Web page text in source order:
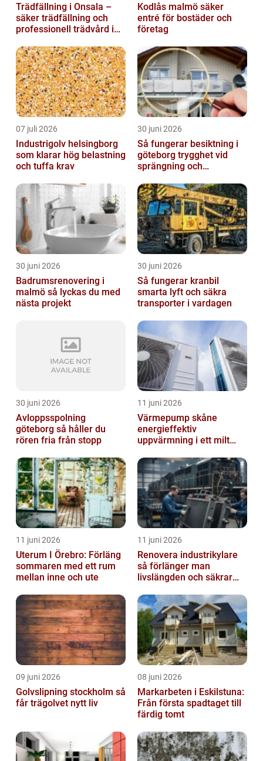
Trädfällning i Onsala –
säker trädfällning och
professionell trädvård i
Kodlås malmö säker
entré för bostäder och
företag
07 juli 2026
Industrigolv helsingborg
som klarar hög belastning
och tuffa krav
30 juni 2026
Så fungerar besiktning i
göteborg trygghet vid
sprängning och
30 juni 2026
Badrumsrenovering i
malmö så lyckas du med
nästa projekt
30 juni 2026
Så fungerar kranbil
smarta lyft och säkra
transporter i vardagen
30 juni 2026
Avloppsspolning
göteborg så håller du
rören fria från stopp
11 juni 2026
Värmepump skåne
energieffektiv
uppvärmning i ett milt
11 juni 2026
Uterum I Örebro: Förläng
sommaren med ett rum
mellan inne och ute
11 juni 2026
Renovera industrikylare
så förlänger man
livslängden och säkrar
09 juni 2026
Golvslipning stockholm så
får trägolvet nytt liv
08 juni 2026
Markarbeten i Eskilstuna:
Från första spadtaget till
färdig tomt